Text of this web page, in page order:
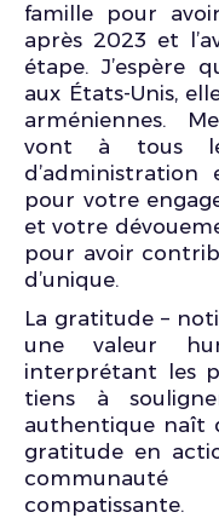
famille pour
après 2023 et
étape. J’espère
aux États-Unis,
arméniennes.
vont à tous
pour votre
et votre
pour avoir
d’unique.
La gratitude –
une valeur
interprétant les
tiens à
authentique naît
gratitude en
compatissante.